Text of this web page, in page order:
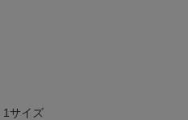
1サイズ